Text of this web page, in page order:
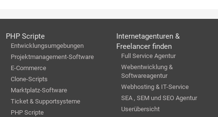
PHP Scripte
Entwicklungsumgebungen
Projektmanagement-Software
E-Commerce
Clone-Scripts
Marktplatz-Software
Ticket & Supportsysteme
PHP Scripte
Internetagenturen &
Freelancer finden
Full Service Agentur
Webentwicklung &
Softwareagentur
Webhosting & IT-Service
SEA , SEM und SEO Agentur
Userübersicht